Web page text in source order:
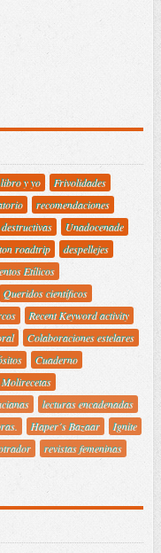
y yo
Frivolidades
recomendaciones
Unadocenade
roadtrip
despellejes
Etílicos
Queridos científicos
Recent Keyword activity
Colaboraciones estelares
Cuaderno
Molirecetas
lecturas encadenadas
Haper´s Bazaar
Ignite
revistas femeninas